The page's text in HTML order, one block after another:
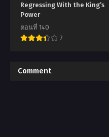
Regressing With the King’s
Power
ตอนที่ 140
7
Comment